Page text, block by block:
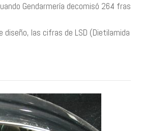
Gendarmería decomisó 264
diseño, las cifras de LSD (Dietilamida